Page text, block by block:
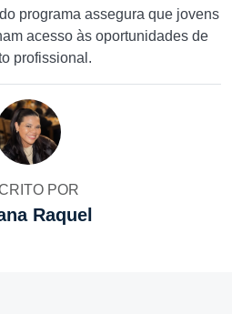
programa assegura que jovens
acesso às oportunidades de
profissional.
POR
Raquel